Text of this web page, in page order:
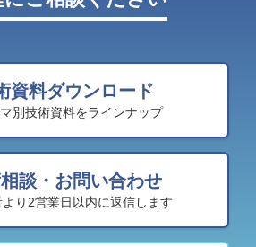
資料ダウンロード
別技術資料をラインナップ
談・お問い合わせ
り2営業日以内に返信します